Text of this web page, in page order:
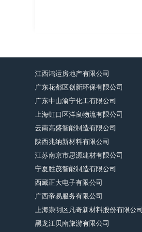
江西鸿运房地产有限公司
广东花都区创新环保有限公司
广东中山渝宁化工有限公司
上海虹口区洋良物流有限公司
云南高盛智能制造有限公司
陕西兆纳新材料有限公司
江苏南京市思源建材有限公司
宁夏胜茂智能制造有限公司
西藏正大电子有限公司
广西帝易服务有限公司
上海崇明区凡奇新材料股份有限公司
黑龙江贝南旅游有限公司